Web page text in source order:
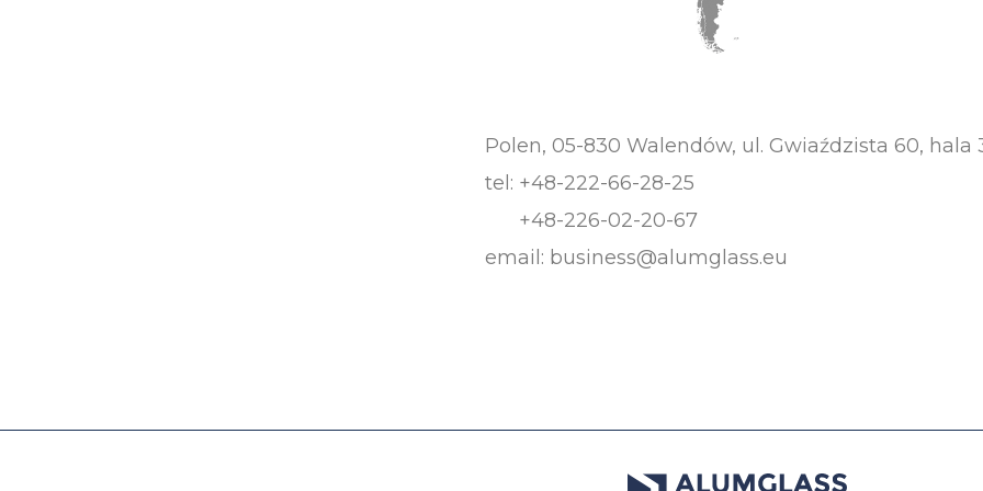
Polen, 05-830 Walendów, ul. Gwiaździsta 60, hala
tel: +48-222-66-28-25
+48-226-02-20-67
email: business@alumglass.eu